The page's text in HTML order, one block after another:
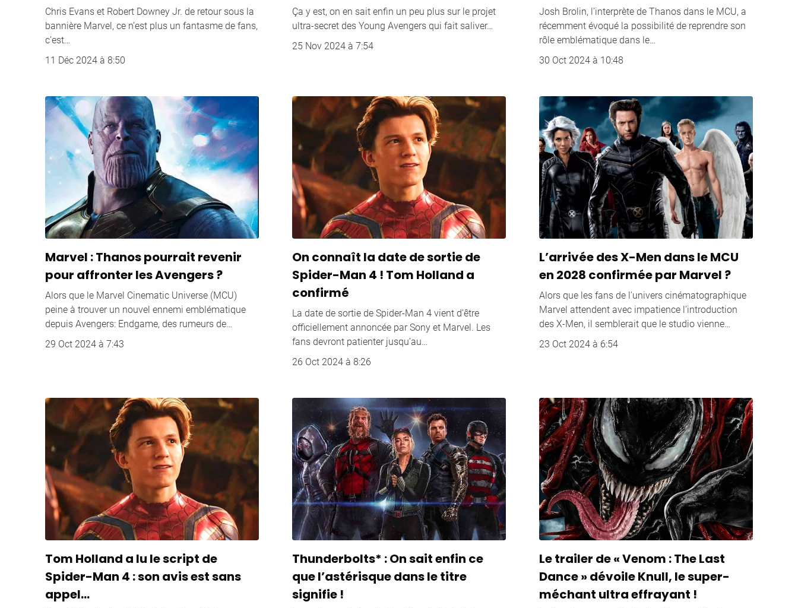
Chris Evans et Robert Downey Jr. de retour sous la
bannière Marvel, ce n’est plus un fantasme de fans,
c’est…
11 Déc 2024 à 8:50
Ça y est, on en sait enfin un peu plus sur le projet
ultra-secret des Young Avengers qui fait saliver…
25 Nov 2024 à 7:54
Josh Brolin, l’interprète de Thanos dans le MCU, a
récemment évoqué la possibilité de reprendre son
rôle emblématique dans le…
30 Oct 2024 à 10:48
Marvel : Thanos pourrait revenir
pour affronter les Avengers ?
Alors que le Marvel Cinematic Universe (MCU)
peine à trouver un nouvel ennemi emblématique
depuis Avengers: Endgame, des rumeurs de…
29 Oct 2024 à 7:43
On connaît la date de sortie de
Spider-Man 4 ! Tom Holland a
confirmé
La date de sortie de Spider-Man 4 vient d’être
officiellement annoncée par Sony et Marvel. Les
fans devront patienter jusqu’au…
26 Oct 2024 à 8:26
L’arrivée des X-Men dans le MCU
en 2028 confirmée par Marvel ?
Alors que les fans de l’univers cinématographique
Marvel attendent avec impatience l’introduction
des X-Men, il semblerait que le studio vienne…
23 Oct 2024 à 6:54
Tom Holland a lu le script de
Spider-Man 4 : son avis est sans
appel…
Thunderbolts* : On sait enfin ce
que l’astérisque dans le titre
signifie !
Le trailer de « Venom : The Last
Dance » dévoile Knull, le super-
méchant ultra effrayant !